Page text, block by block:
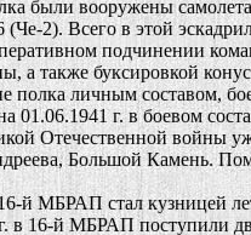
были вооружены
2). Всего в этой
подчинении
а также буксировкой
личным составом,
г. в боевом
Отечественной войны уже
Большой Камень.
МБРАП стал кузницей
й МБРАП поступили два